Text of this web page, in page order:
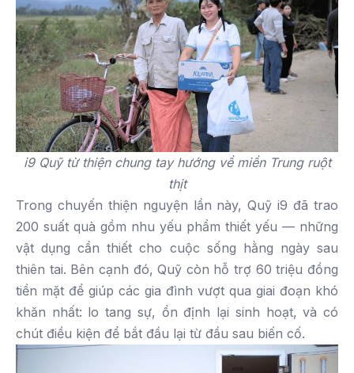
i9 Quỹ từ thiện chung tay hướng về miền Trung ruột
thịt
Trong chuyến thiện nguyện lần này, Quỹ i9 đã trao
200 suất quà gồm nhu yếu phẩm thiết yếu — những
vật dụng cần thiết cho cuộc sống hằng ngày sau
thiên tai. Bên cạnh đó, Quỹ còn hỗ trợ 60 triệu đồng
tiền mặt để giúp các gia đình vượt qua giai đoạn khó
khăn nhất: lo tang sự, ổn định lại sinh hoạt, và có
chút điều kiện để bắt đầu lại từ đầu sau biến cố.